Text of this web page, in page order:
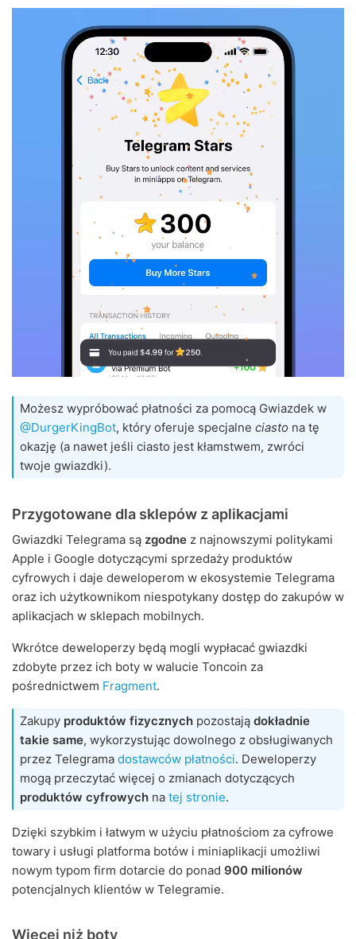
Możesz wypróbować płatności za pomocą Gwiazdek w
@DurgerKingBot, który oferuje specjalne ciasto na tę
okazję (a nawet jeśli ciasto jest kłamstwem, zwróci
twoje gwiazdki).
Przygotowane dla sklepów z aplikacjami
Gwiazdki Telegrama są zgodne z najnowszymi politykami
Apple i Google dotyczącymi sprzedaży produktów
cyfrowych i daje deweloperom w ekosystemie Telegrama
oraz ich użytkownikom niespotykany dostęp do zakupów w
aplikacjach w sklepach mobilnych.
Wkrótce deweloperzy będą mogli wypłacać gwiazdki
zdobyte przez ich boty w walucie Toncoin za
pośrednictwem Fragment.
Zakupy produktów fizycznych pozostają dokładnie
takie same, wykorzystując dowolnego z obsługiwanych
przez Telegrama dostawców płatności. Deweloperzy
mogą przeczytać więcej o zmianach dotyczących
produktów cyfrowych na tej stronie.
Dzięki szybkim i łatwym w użyciu płatnościom za cyfrowe
towary i usługi platforma botów i miniaplikacji umożliwi
nowym typom firm dotarcie do ponad 900 milionów
potencjalnych klientów w Telegramie.
Więcej niż boty